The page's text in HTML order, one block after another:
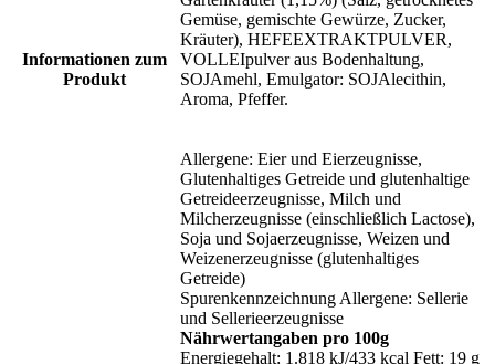
Informationen zum
Produkt
Gemüse, gemischte Gewürze, Zucker,
Kräuter), HEFEEXTRAKTPULVER,
VOLLEIpulver aus Bodenhaltung,
SOJAmehl, Emulgator: SOJAlecithin,
Aroma, Pfeffer.
Allergene: Eier und Eierzeugnisse,
Glutenhaltiges Getreide und glutenhaltige
Getreideerzeugnisse, Milch und
Milcherzeugnisse (einschließlich Lactose),
Soja und Sojaerzeugnisse, Weizen und
Weizenerzeugnisse (glutenhaltiges
Getreide)
Spurenkennzeichnung Allergene: Sellerie
und Sellerieerzeugnisse
Nährwertangaben pro 100g
Energiegehalt: 1.818 kJ/433 kcal Fett: 19 g